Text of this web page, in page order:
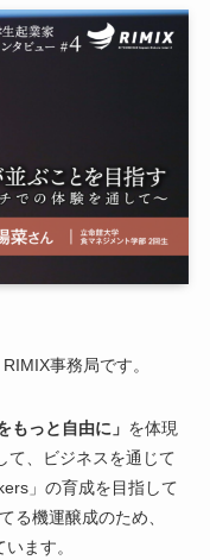
事務局です。
もっと自由に」 を体現
て、ビジネスを通じて
」の育成を目指して
る機運醸成のため、
ます。